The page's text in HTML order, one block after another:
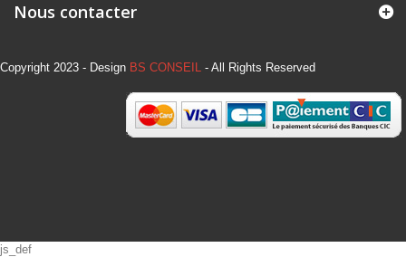
Nous contacter
Copyright 2023 - Design BS CONSEIL - All Rights Reserved
js_def